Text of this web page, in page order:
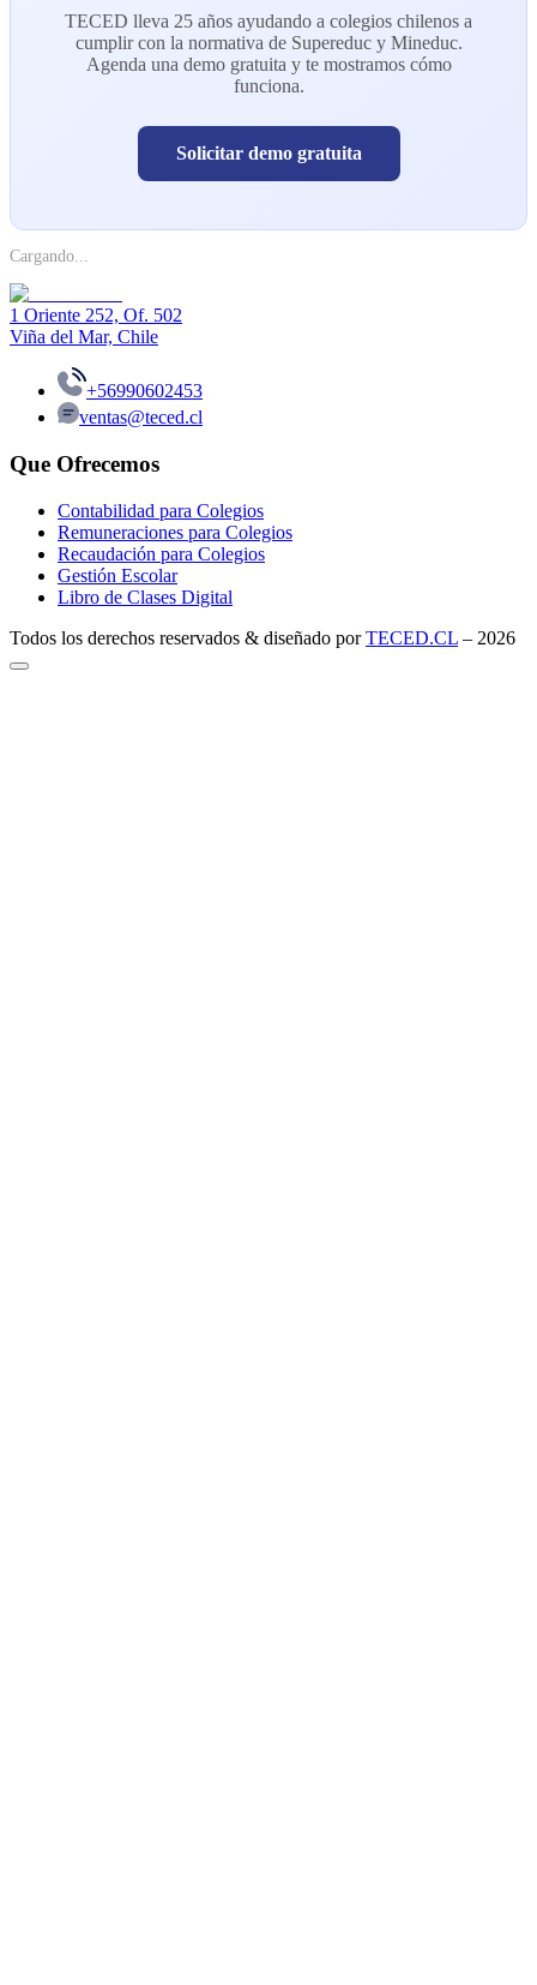
TECED lleva 25 años ayudando a colegios chilenos a
cumplir con la normativa de Supereduc y Mineduc.
Agenda una demo gratuita y te mostramos cómo
funciona.
Solicitar demo gratuita
Cargando...
1 Oriente 252, Of. 502
Viña del Mar, Chile
+56990602453
ventas@teced.cl
Que Ofrecemos
Contabilidad para Colegios
Remuneraciones para Colegios
Recaudación para Colegios
Gestión Escolar
Libro de Clases Digital
Todos los derechos reservados & diseñado porTECED.CL – 2026